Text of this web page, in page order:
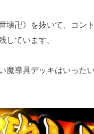
壊卍》を抜いて、コ
しています。
魔導具デッキはいっ